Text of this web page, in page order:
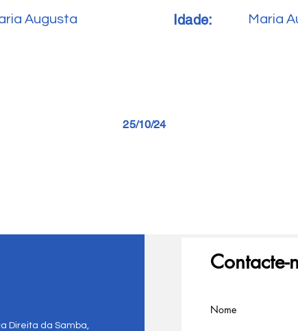
Augusta Idade: Maria
25/10/24
Direita da Samba,
Contacte-
Nome